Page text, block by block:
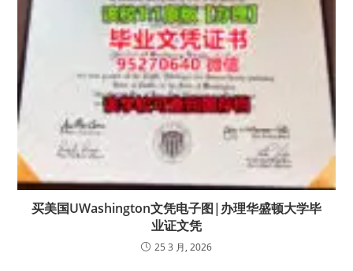
买美国UWashington文凭电子图|办理华盛顿大学毕
业证文凭
25 3 月, 2026